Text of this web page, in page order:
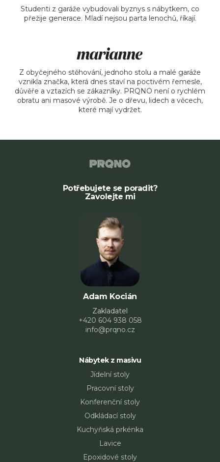
Studenti z garáže vybudovali byznys s nábytkem, co
přežije generace. Mladí nejsou parta lenochů, říkají.
Z obyčejného stěhování, jednoho stolu a malé garáže
vznikla značka, která dnes staví na poctivém řemesle,
důvěře a vztazích se zákazníky. PRQNO není o rychlém
obratu ani masové výrobě. Je o dřevu, lidech a věcech,
které mají vydržet.
Potřebujete se poradit?
Zavolejte mi
Adam Kocián
Zakladatel
+420 604 938 058
info@prqno.cz
Nábytek z masivu
Jídelní stoly
Pracovní stoly
Konferenční stoly
Odkládací stoly
Kuchyňská prkénka
Lavice
Epoxidové stoly